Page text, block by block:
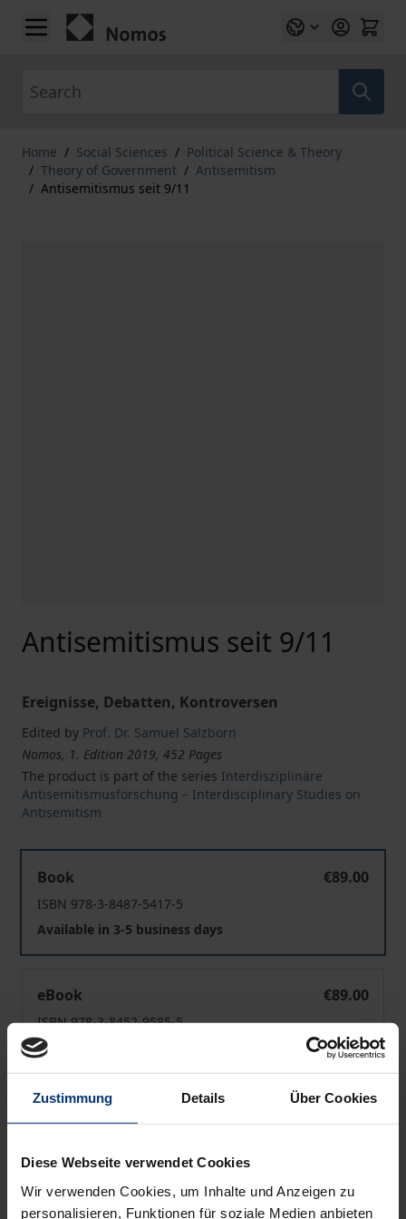
Zustimmung Details Über Cookies
Diese Webseite verwendet Cookies
Wir verwenden Cookies, um Inhalte und Anzeigen zu
personalisieren, Funktionen für soziale Medien anbieten
Skip to Content
Home / Social Sciences / Political Science & Theory
/ Theory of Government / Antisemitism
/ Antisemitismus seit 9/11
Antisemitismus seit 9/11
Ereignisse, Debatten, Kontroversen
Edited by Prof. Dr. Samuel Salzborn
Nomos, 1. Edition 2019, 452 Pages
The product is part of the series Interdisziplinäre
Antisemitismusforschung – Interdisciplinary Studies on
Antisemitism
Book
€89.00
ISBN 978-3-8487-5417-5
Available in 3-5 business days
eBook
€89.00
ISBN 978-3-8452-9585-5
Available
Prices include VAT. Depending on the delivery address, VAT
may vary at checkout.
Add to Wish List